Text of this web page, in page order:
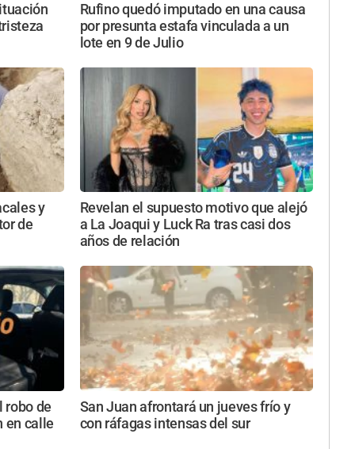
Rufino quedó imputado en una causa
por presunta estafa vinculada a un
lote en 9 de Julio
y
de
Revelan el supuesto motivo que alejó
a La Joaqui y Luck Ra tras casi dos
años de relación
robo de
en calle
San Juan afrontará un jueves frío y
con ráfagas intensas del sur